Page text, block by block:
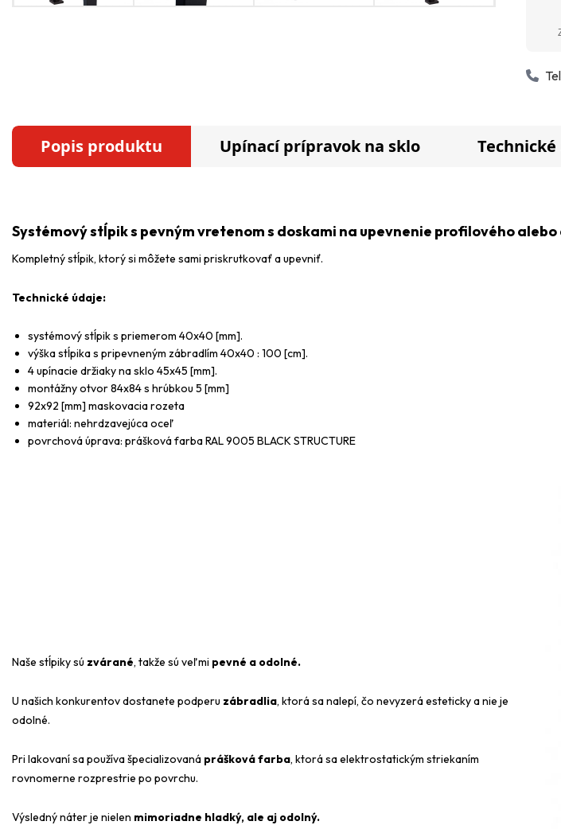
Popis produktu Upínací prípravok na sklo
Systémový stĺpik s pevným vretenom s doskami na upevnenie profilového
Kompletný stĺpik, ktorý si môžete sami priskrutkovať a upevniť.
Technické údaje:
systémový stĺpik s priemerom 40x40 [mm].
výška stĺpika s pripevneným zábradlím 40x40 : 100 [cm].
4 upínacie držiaky na sklo 45x45 [mm].
montážny otvor 84x84 s hrúbkou 5 [mm]
92x92 [mm] maskovacia rozeta
materiál: nehrdzavejúca oceľ
povrchová úprava: prášková farba RAL 9005 BLACK STRUCTURE
Naše stĺpiky sú zvárané, takže sú veľmi pevné a odolné.
U našich konkurentov dostanete podperu zábradlia, ktorá sa nalepí, čo nevyzerá esteticky a nie je
odolné.
Pri lakovaní sa používa špecializovaná prášková farba, ktorá sa elektrostatickým striekaním
rovnomerne rozprestrie po povrchu.
Výsledný náter je nielen mimoriadne hladký, ale aj odolný.